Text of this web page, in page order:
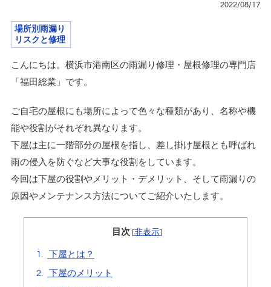
2022/08/17
場所別雨漏り
リスクと修理
こんにちは。横浜市港南区の雨漏り修理・屋根修理の専門店
「福田総業」です。
ご自宅の屋根にも場所によって色々な種類があり、名称や機
能や役割がそれぞれ異なります。
下屋は主に一階部分の屋根を指し、差し掛け屋根とも呼ばれ
雨の侵入を防ぐなど大事な役割をしています。
今回は下屋の役割やメリット・デメリット、そして雨漏りの
原因やメンテナンス方法についてご紹介いたします。
目次 [非表示]
1. 下屋とは？
2. 下屋のメリット